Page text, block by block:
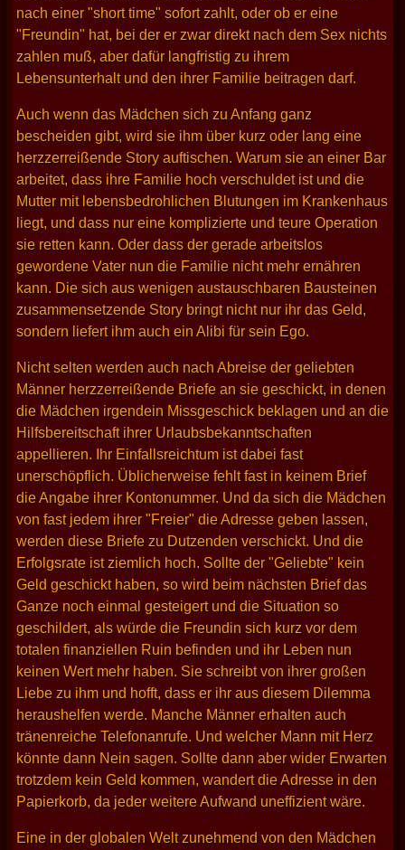
nach einer "short time" sofort zahlt, oder ob er eine
"Freundin" hat, bei der er zwar direkt nach dem Sex nichts
zahlen muß, aber dafür langfristig zu ihrem
Lebensunterhalt und den ihrer Familie beitragen darf.
Auch wenn das Mädchen sich zu Anfang ganz
bescheiden gibt, wird sie ihm über kurz oder lang eine
herzzerreißende Story auftischen. Warum sie an einer Bar
arbeitet, dass ihre Familie hoch verschuldet ist und die
Mutter mit lebensbedrohlichen Blutungen im Krankenhaus
liegt, und dass nur eine komplizierte und teure Operation
sie retten kann. Oder dass der gerade arbeitslos
gewordene Vater nun die Familie nicht mehr ernähren
kann. Die sich aus wenigen austauschbaren Bausteinen
zusammensetzende Story bringt nicht nur ihr das Geld,
sondern liefert ihm auch ein Alibi für sein Ego.
Nicht selten werden auch nach Abreise der geliebten
Männer herzzerreißende Briefe an sie geschickt, in denen
die Mädchen irgendein Missgeschick beklagen und an die
Hilfsbereitschaft ihrer Urlaubsbekanntschaften
appellieren. Ihr Einfallsreichtum ist dabei fast
unerschöpflich. Üblicherweise fehlt fast in keinem Brief
die Angabe ihrer Kontonummer. Und da sich die Mädchen
von fast jedem ihrer "Freier" die Adresse geben lassen,
werden diese Briefe zu Dutzenden verschickt. Und die
Erfolgsrate ist ziemlich hoch. Sollte der "Geliebte" kein
Geld geschickt haben, so wird beim nächsten Brief das
Ganze noch einmal gesteigert und die Situation so
geschildert, als würde die Freundin sich kurz vor dem
totalen finanziellen Ruin befinden und ihr Leben nun
keinen Wert mehr haben. Sie schreibt von ihrer großen
Liebe zu ihm und hofft, dass er ihr aus diesem Dilemma
heraushelfen werde. Manche Männer erhalten auch
tränenreiche Telefonanrufe. Und welcher Mann mit Herz
könnte dann Nein sagen. Sollte dann aber wider Erwarten
trotzdem kein Geld kommen, wandert die Adresse in den
Papierkorb, da jeder weitere Aufwand uneffizient wäre.
Eine in der globalen Welt zunehmend von den Mädchen